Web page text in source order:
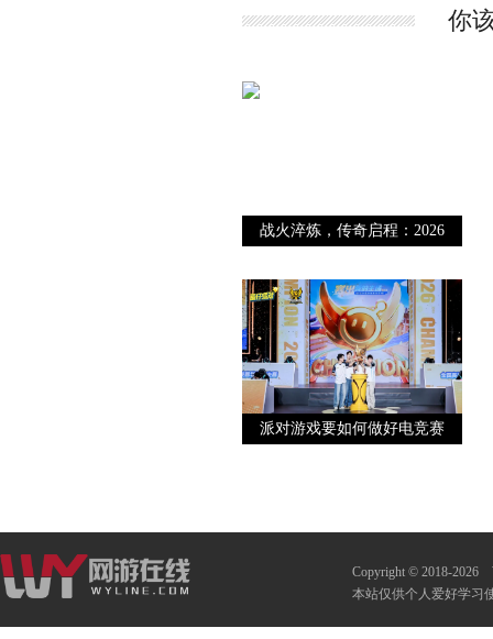
你
战火淬炼，传奇启程：2026
派对游戏要如何做好电竞赛
Copyright © 2018-2026
本站仅供个人爱好学习